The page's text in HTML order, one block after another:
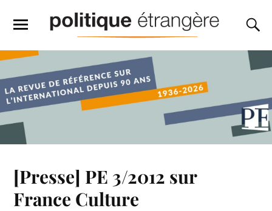
[Presse] PE 3/2012 sur
France Culture